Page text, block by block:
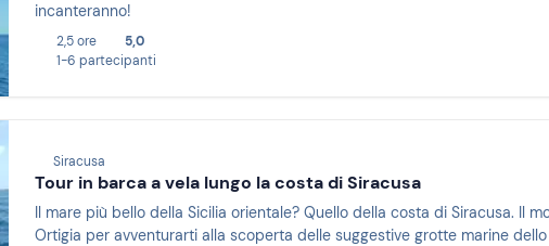
incanteranno!
2,5 ore
5,0
1-6 partecipanti
Siracusa
Tour in barca a vela lungo la costa di Siracusa
Il mare più bello della Sicilia orientale? Quello della costa di Siracusa. Il
Ortigia per avventurarti alla scoperta delle suggestive grotte marine